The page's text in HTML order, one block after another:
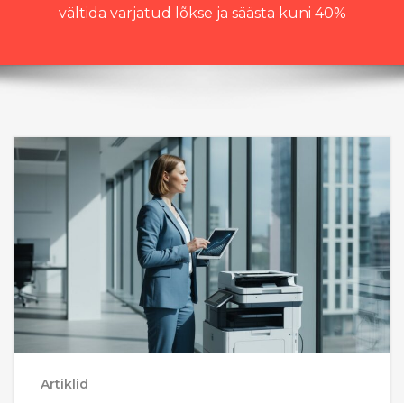
vältida varjatud lõkse ja säästa kuni 40%
Artiklid